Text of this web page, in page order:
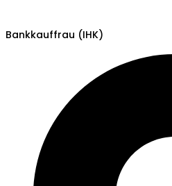
Bankkauffrau (IHK)